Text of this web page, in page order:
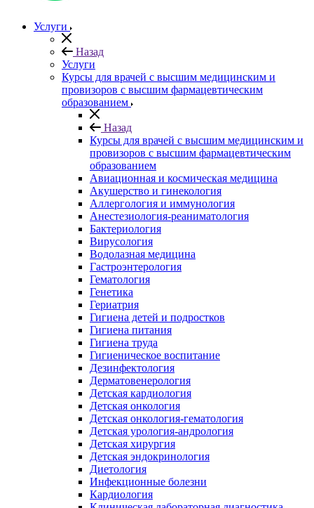
Услуги
Назад
Услуги
Курсы для врачей с высшим медицинским и
провизоров с высшим фармацевтическим
образованием
Назад
Курсы для врачей с высшим медицинским и
провизоров с высшим фармацевтическим
образованием
Авиационная и космическая медицина
Акушерство и гинекология
Аллергология и иммунология
Анестезиология-реаниматология
Бактериология
Вирусология
Водолазная медицина
Гастроэнтерология
Гематология
Генетика
Гериатрия
Гигиена детей и подростков
Гигиена питания
Гигиена труда
Гигиеническое воспитание
Дезинфектология
Дерматовенерология
Детская кардиология
Детская онкология
Детская онкология-гематология
Детская урология-андрология
Детская хирургия
Детская эндокринология
Диетология
Инфекционные болезни
Кардиология